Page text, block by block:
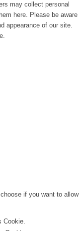
may collect personal
here. Please be aware
appearance of our site.
if you want to allow
Cookie.